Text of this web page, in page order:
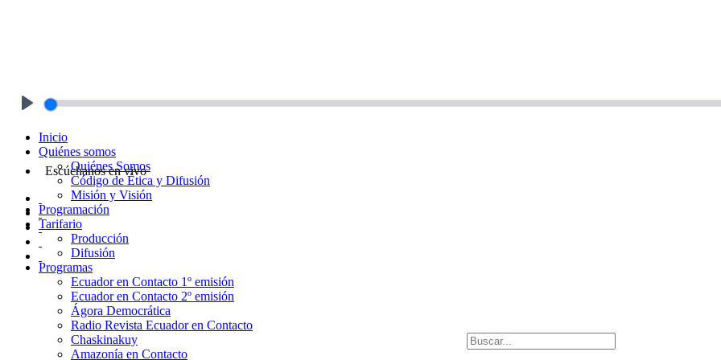
Escúchanos en vivo
Inicio
Quiénes somos
Quiénes Somos
Código de Ética y Difusión
Misión y Visión
Programación
Tarifario
Producción
Difusión
Programas
Ecuador en Contacto 1º emisión
Ecuador en Contacto 2º emisión
Ágora Democrática
Radio Revista Ecuador en Contacto
Chaskinakuy
Amazonía en Contacto